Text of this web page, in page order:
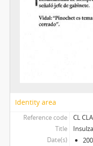
Identity area
Reference code
CL
Title
Date(s)